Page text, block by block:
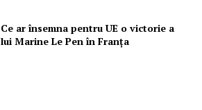
Ce ar însemna pentru UE o victorie a
lui Marine Le Pen în Franța